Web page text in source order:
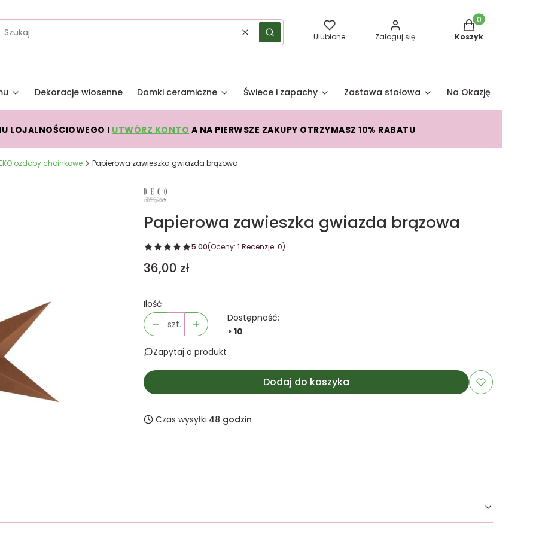
WyczyśćSzukaj Ulubione Zaloguj się
Produkty w
Koszyk
Dekoracje wiosenne Domki ceramiczne Świece i zapachy Zastawa stołowa Na Okazję
LOJALNOŚCIOWEGO I UTWÓRZ KONTO A NA PIERWSZE ZAKUPY OTRZYMASZ 10% RABATU
ozdoby choinkowe Papierowa zawieszka gwiazda brązowa
Papierowa zawieszka gwiazda brązowa
5.00(Oceny: 1 Recenzje: 0)
Cena
36,00 zł
Ilość
szt.
Dostępność:
> 10
Zapytaj o produkt
Dodaj do koszyka
Czas wysyłki:48 godzin